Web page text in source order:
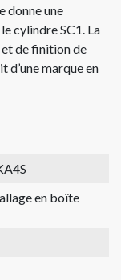
donne une
cylindre SC1. La
de finition de
d’une marque en
en boîte